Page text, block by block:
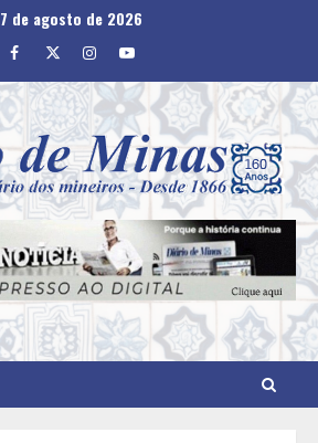
7 de agosto de 2026
Facebook
TwitterInstagram
Youtube